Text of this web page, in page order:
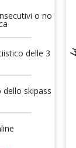
o no
delle 3
skipass